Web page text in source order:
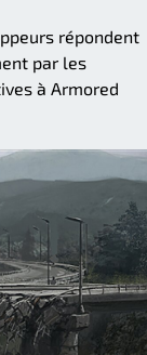
répondent
par les
à Armored